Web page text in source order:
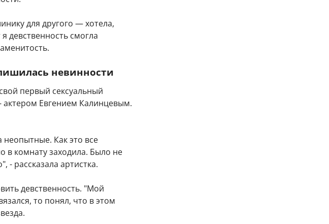
для другого — хотела,
девственность смогла
невинности
первый сексуальный
Евгением Калинцевым.
Как это все
комнату заходила. Было не
рассказала артистка.
девственность. "Мой
то понял, что в этом